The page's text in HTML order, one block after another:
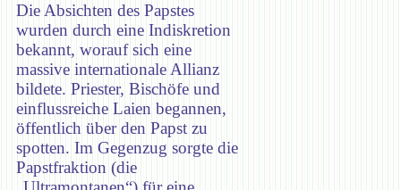
Die Absichten des Papstes
wurden durch eine Indiskretion
bekannt, worauf sich eine
massive internationale Allianz
bildete. Priester, Bischöfe und
einflussreiche Laien begannen,
öffentlich über den Papst zu
spotten. Im Gegenzug sorgte die
Papstfraktion (die